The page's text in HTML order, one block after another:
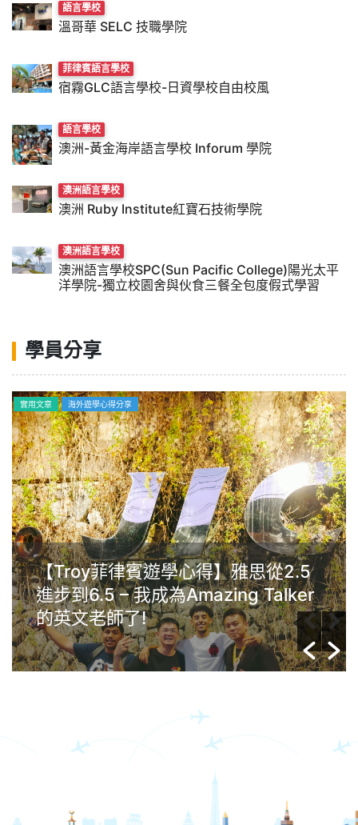
語言學校
溫哥華 SELC 技職學院
菲律賓語言學校
宿霧GLC語言學校-日資學校自由校風
語言學校
澳洲-黃金海岸語言學校 Inforum 學院
澳洲語言學校
澳洲 Ruby Institute紅寶石技術學院
澳洲語言學校
澳洲語言學校SPC(Sun Pacific College)陽光太平
洋學院-獨立校園舍與伙食三餐全包度假式學習
學員分享
實用文章 海外遊學心得分享
【Troy菲律賓遊學心得】雅思從2.5
進步到6.5 – 我成為Amazing Talker
的英文老師了!